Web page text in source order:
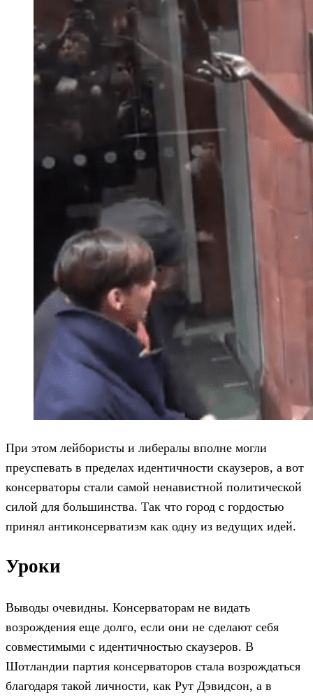
При этом лейбористы и либералы вполне могли
преуспевать в пределах идентичности скаузеров, а вот
консерваторы стали самой ненавистной политической
силой для большинства. Так что город с гордостью
принял антиконсерватизм как одну из ведущих идей.
Уроки
Выводы очевидны. Консерваторам не видать
возрождения еще долго, если они не сделают себя
совместимыми с идентичностью скаузеров. В
Шотландии партия консерваторов стала возрождаться
благодаря такой личности, как Рут Дэвидсон, а в